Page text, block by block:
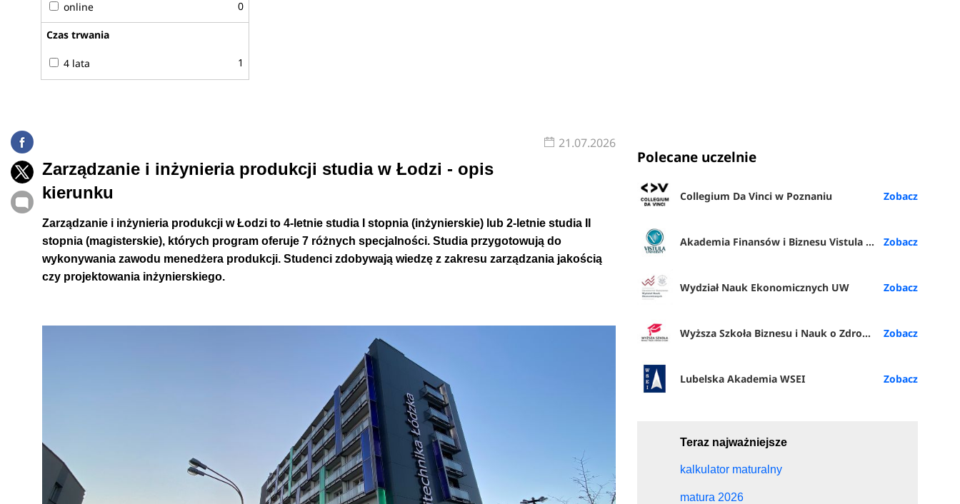
stażem osiągają wynagrodzenia przekraczające 13 000 zł brutto miesięcznie.
W Łodzi Zarządzanie i inżynierię produkcji oferuje jedna uczelnia – Politechnika Łódzka. Sprawdź
Zarządzanie i inżynieria produkcji to taki kierunek, który rozwija umiejętności techniczne oraz umiejętności
menedżerskie
. Przygotowuje do realizowania rozmaitych działań i dlatego kandydaci na studia powinni wyróżniać się dość
nowoczesnych przedsiębiorstw. Nie zapominajmy o tym, że osoby ubiegające się o przyjęcie na studia powinny bardzo dobrze
radzić sobie z przedmiotami ścisłymi, przede wszystkim z fizyką i matematyką.
Jak wiemy, podstawę kwalifikacji na studia stanowią określone przedmioty maturalne. Oznacza to, że chcąc realnie
myśleć o rozpoczęciu kształcenia należy postarać się o jak najlepsze wyniki z egzaminów
. Co oczywiste, do matury można
uczyć się w domu – na przykład rozwiązując arkusze egzaminacyjne z lat ubiegłych, jak również zapisać się na rozmaite kursy,
Program studiów na kierunku Zarządzanie i inżynieria produkcji łączy wiedzę techniczną z ekonomiczną. Studenci
poznają zasady projektowania i optymalizacji procesów produkcyjnych, organizacji pracy, zarządzania zasobami
ludzkimi, finansami oraz systemami informacyjnymi w przedsiębiorstwach. W toku nauki kładzie się nacisk na umiejętność
online
0
Czas trwania
4 lata 1
21.07.2026
Zarządzanie i inżynieria produkcji studia w Łodzi - opis
kierunku
Zarządzanie i inżynieria produkcji w Łodzi to 4-letnie studia I stopnia (inżynierskie) lub 2-letnie studia II
stopnia (magisterskie), których program oferuje 7 różnych specjalności. Studia przygotowują do
wykonywania zawodu menedżera produkcji. Studenci zdobywają wiedzę z zakresu zarządzania jakością
czy projektowania inżynierskiego.
Polecane uczelnie
Collegium Da Vinci w Poznaniu
Akademia Finansów i Biznesu Vistula w Warszawie
Wydział Nauk Ekonomicznych UW
Wyższa Szkoła Biznesu i Nauk o Zdrowiu w Łodzi
Lubelska Akademia WSEI
Teraz najważniejsze
kalkulator maturalny
matura 2026